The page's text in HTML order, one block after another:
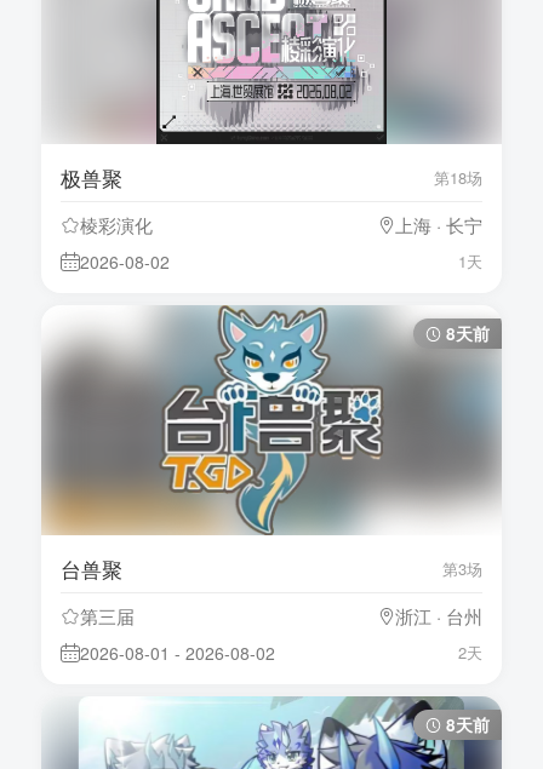
极兽聚 第18场
棱彩演化 上海 · 长宁
2026-08-02 1天
8天前
台兽聚 第3场
第三届 浙江 · 台州
2026-08-01 - 2026-08-02 2天
8天前